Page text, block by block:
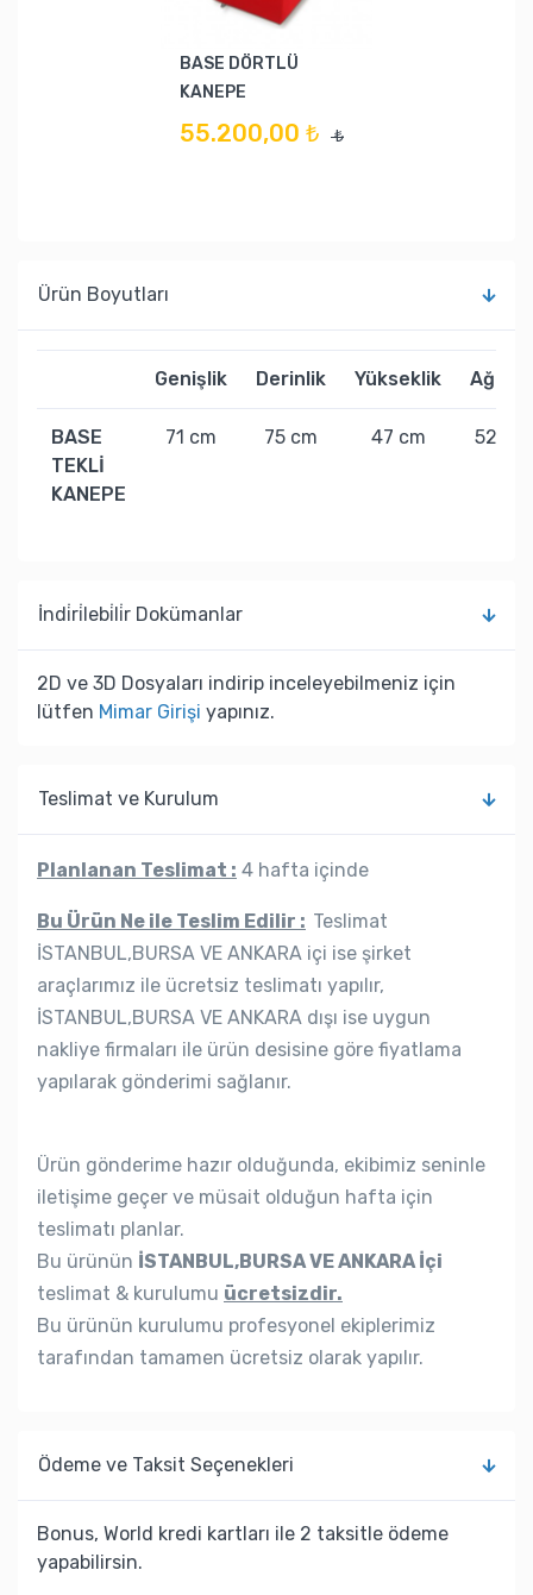
BASE DÖRTLÜ
KANEPE
55.200,00 ₺ ₺
Ürün Boyutları
Genişlik Derinlik Yükseklik Ağırlık
BASE
TEKLİ
KANEPE
71 cm 75 cm 47 cm 52 kg
İndi̇ri̇lebi̇li̇r Dokümanlar
2D ve 3D Dosyaları indirip inceleyebilmeniz için
lütfen Mimar Girişi yapınız.
Teslimat ve Kurulum
Planlanan Teslimat : 4 hafta içinde
Bu Ürün Ne ile Teslim Edilir : Teslimat
İSTANBUL,BURSA VE ANKARA içi ise şirket
araçlarımız ile ücretsiz teslimatı yapılır,
İSTANBUL,BURSA VE ANKARA dışı ise uygun
nakliye firmaları ile ürün desisine göre fiyatlama
yapılarak gönderimi sağlanır.
Ürün gönderime hazır olduğunda, ekibimiz seninle
iletişime geçer ve müsait olduğun hafta için
teslimatı planlar.
Bu ürünün İSTANBUL,BURSA VE ANKARA İçi
teslimat & kurulumu ücretsizdir.
Bu ürünün kurulumu profesyonel ekiplerimiz
tarafından tamamen ücretsiz olarak yapılır.
Ödeme ve Taksit Seçenekleri
Bonus, World kredi kartları ile 2 taksitle ödeme
yapabilirsin.